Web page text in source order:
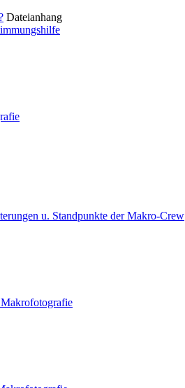
Dateianhang
u. Standpunkte der Makro-Crew